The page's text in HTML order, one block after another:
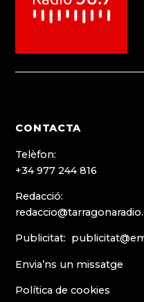
CONTACTA
Telèfon:
+34 977 244 816
Redacció:
Publicitat:
Envia’ns un missatge
Política de cookies